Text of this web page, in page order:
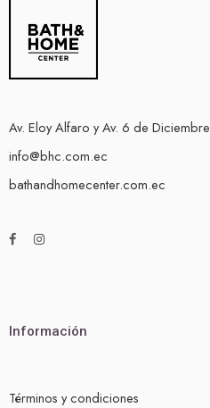
Av. Eloy Alfaro y Av. 6 de
info@bhc.com.ec
bathandhomecenter.com.ec
Información
Términos y condiciones